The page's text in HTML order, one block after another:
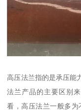
高压法兰指的是承压能
法兰产品的主要区别
看，高压法兰一般多